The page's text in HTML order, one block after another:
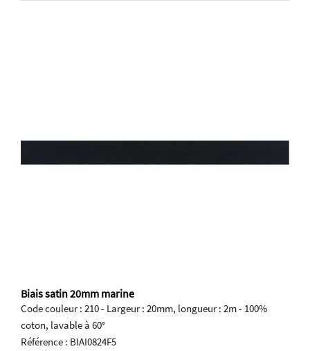
Biais satin 20mm marine
Code couleur : 210 - Largeur : 20mm, longueur : 2m - 100%
coton, lavable à 60°
Référence : BIAI0824F5